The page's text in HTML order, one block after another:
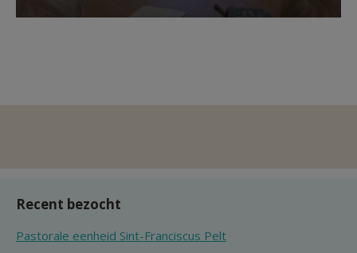
Recent bezocht
Pastorale eenheid Sint-Franciscus Pelt